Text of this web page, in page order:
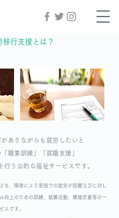
移行支援とは？
ありながらも就労したいと
職業訓練」「就職支援」
行う公的な福祉サービスです。
も、障害により単独での就労が困難な方に対し
向上のための訓練、就職活動、職場定着等の一
スです。